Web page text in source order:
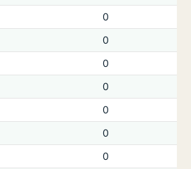
0
0
0
0
0
0
0